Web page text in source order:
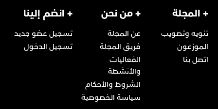
+ المجلة
تنويه وتصويب
الموزعون
اتصل بنا
+ من نحن
عن المجلة
فريق المجلة
الفعاليات
والأنشطة
الشروط والأحكام
سياسة الخصوصية
+ انضم إلينا
تسجيل عضو جديد
تسجيل الدخول